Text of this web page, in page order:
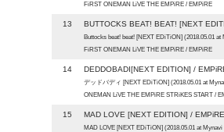
FiRST ONEMAN LiVE THE EMPiRE / EMPiRE
13 BUTTOCKS BEAT! BEAT! [NEXT
Buttocks beat! beat! [NEXT EDiTiON] (2018.05.01
FiRST ONEMAN LiVE THE EMPiRE / EMPiRE
14 DEDDOBADI[NEXT EDITION] /
デッドバディ [NEXT EDiTiON] (2018.05.01 at
ONEMAN LiVE THE EMPiRE STRiKES START /
15 MAD LOVE [NEXT EDITION] / EMPiRE
MAD LOVE [NEXT EDiTiON] (2018.05.01 at